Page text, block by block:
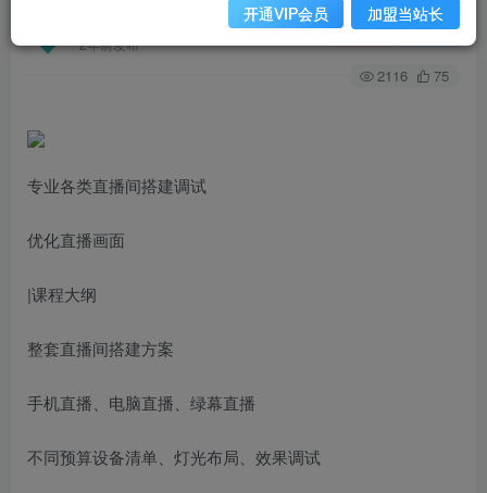
2年前发布
关注 私信
2116 75
专业各类直播间搭建调试
优化直播画面
|课程大纲
整套直播间搭建方案
手机直播、电脑直播、绿幕直播
不同预算设备清单、灯光布局、效果调试
开通VIP会员 加盟当站长